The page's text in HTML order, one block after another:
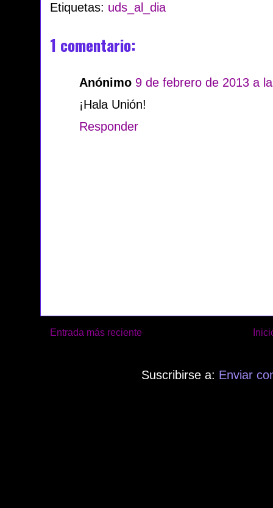
Etiquetas: uds_al_dia
1 comentario:
Anónimo 9 de febrero de 2013 a
¡Hala Unión!
Responder
Entrada más reciente
Suscribirse a: Enviar